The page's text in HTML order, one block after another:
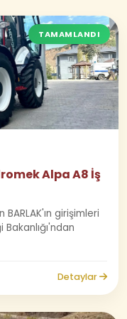
TAMAMLANDI
Alpa A8 İş
girişimleri
Detaylar